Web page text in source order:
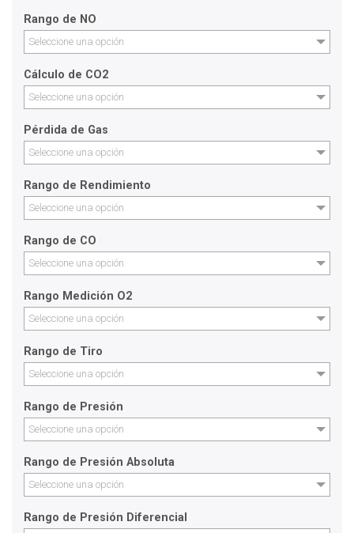
Rango de NO
Seleccione una opción
Cálculo de CO2
Seleccione una opción
Pérdida de Gas
Seleccione una opción
Rango de Rendimiento
Seleccione una opción
Rango de CO
Seleccione una opción
Rango Medición O2
Seleccione una opción
Rango de Tiro
Seleccione una opción
Rango de Presión
Seleccione una opción
Rango de Presión Absoluta
Seleccione una opción
Rango de Presión Diferencial